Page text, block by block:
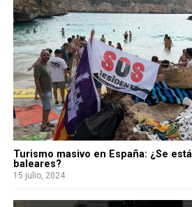
Turismo masivo en España: ¿Se
baleares?
15 julio, 2024